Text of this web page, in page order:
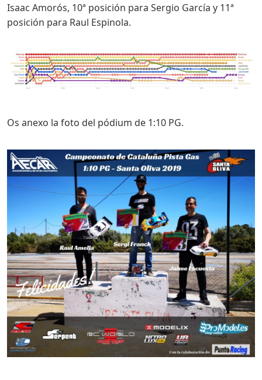
Isaac Amorós, 10ª posición para Sergio García y 11ª
posición para Raul Espinola.
Os anexo la foto del pódium de 1:10 PG.